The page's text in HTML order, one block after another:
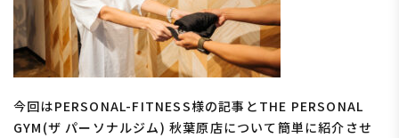
今回はPERSONAL-FITNESS様の記事とTHE PERSONAL
GYM(ザ パーソナルジム) 秋葉原店について簡単に紹介させ